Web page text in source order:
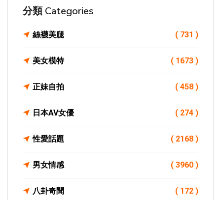
分類 Categories
絲襪美腿 ( 731 )
美女模特 ( 1673 )
正妹自拍 ( 458 )
日本AV女優 ( 274 )
性愛話題 ( 2168 )
男女情感 ( 3960 )
八卦奇聞 ( 172 )